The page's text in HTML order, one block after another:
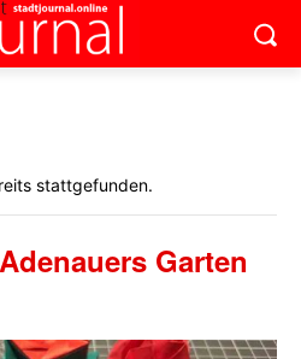
stattgefunden.
Garten